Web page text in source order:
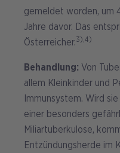
gemeldet worden, um
Jahre davor. Das
Österreicher.3),4)
Behandlung: Von
allem Kleinkinder und
Immunsystem. Wird
einer besonders
Miliartuberkulose,
Entzündungsherde im